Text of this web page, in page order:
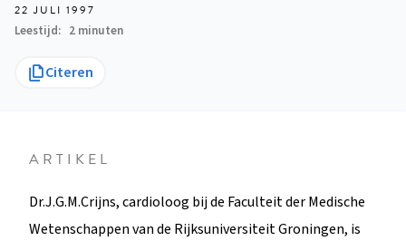
22 JULI 1997
Leestijd
2 minuten
Citeren
ARTIKEL
Dr.J.G.M.Crijns, cardioloog bij de Faculteit der Medische
Wetenschappen van de Rijksuniversiteit Groningen, is